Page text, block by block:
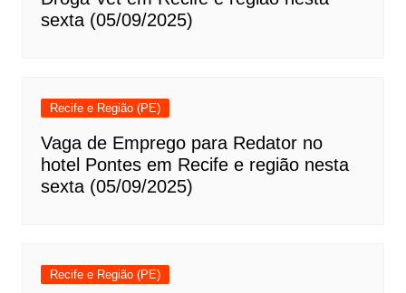
sexta (05/09/2025)
Recife e Região (PE)
Vaga de Emprego para Redator no
hotel Pontes em Recife e região nesta
sexta (05/09/2025)
Recife e Região (PE)